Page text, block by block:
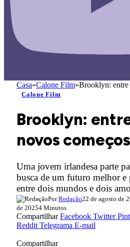
Casa»Calone Film»Brooklyn: entre
Calone Film
Brooklyn:
novos começos
Uma jovem irlandesa parte
busca de um futuro melhor e
entre dois mundos e dois
Por Redação22 de agosto de
de 20254 Minutos
CompartilharFacebook Twitter
Reddit Telegrama E-mail
Compartilhar